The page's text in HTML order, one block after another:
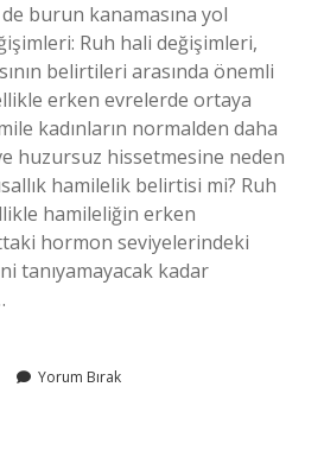
de burun kanamasına yol
Ruh hali değişimleri,
belirtileri arasında önemli
erken evrelerde ortaya
kadınların normalden daha
huzursuz hissetmesine neden
hamilelik belirtisi mi? Ruh
hamileliğin erken
hormon seviyelerindeki
tanıyamayacak kadar
Yorum Bırak